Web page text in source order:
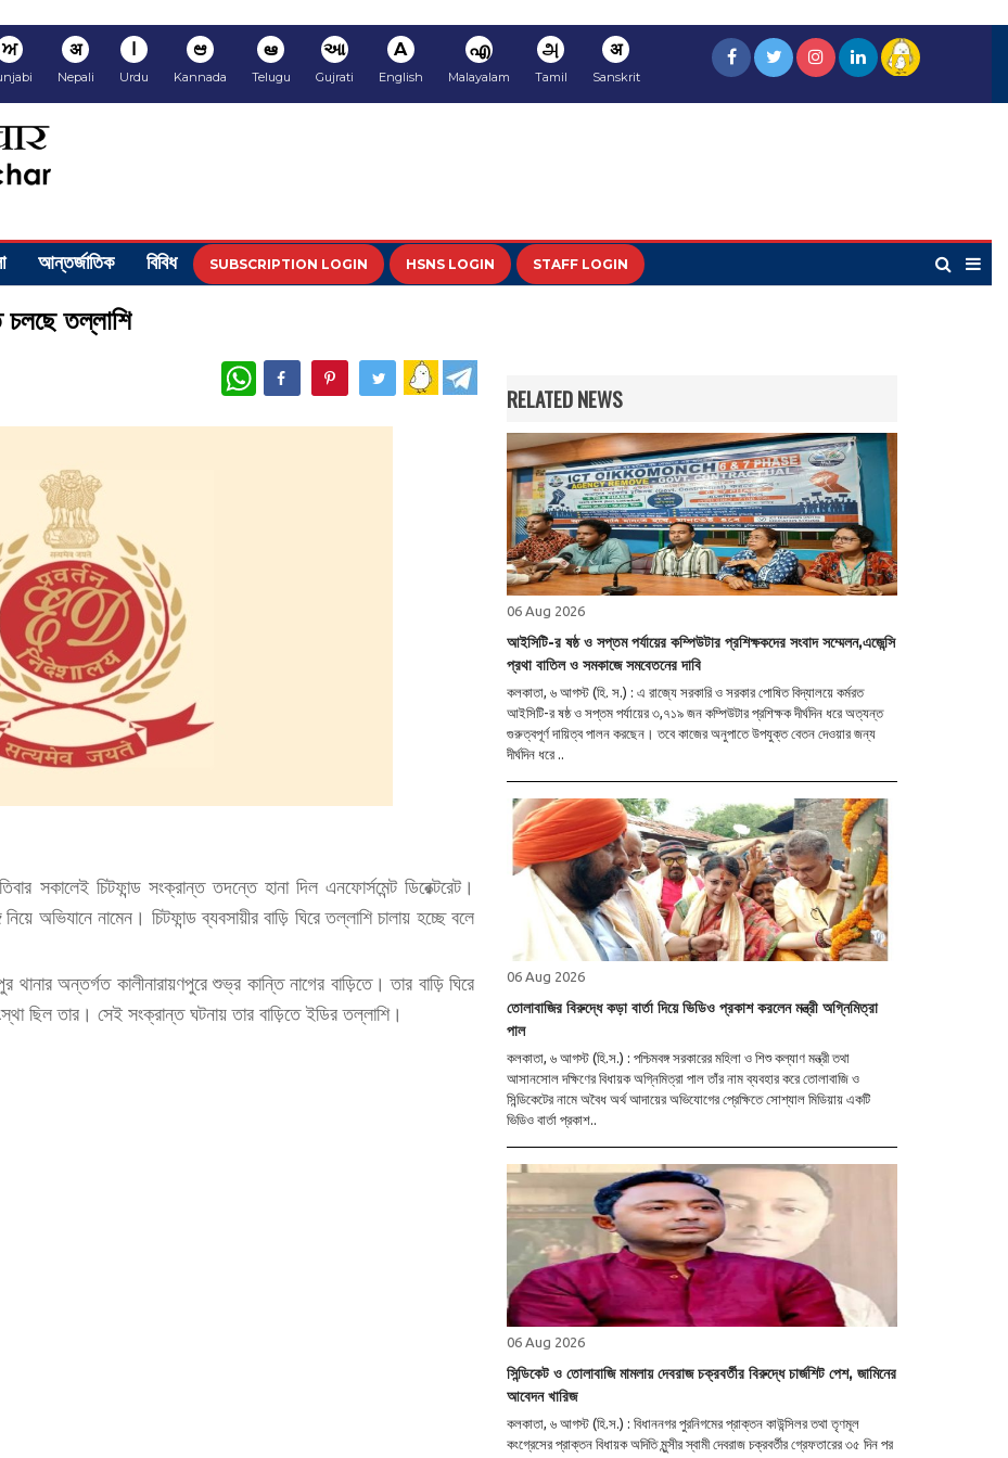
ਅ अ
Nepali
ا
Urdu
ಆ
Kannada
ఆ
Telugu
આ
Gujrati
A
English
എ
Malayalam
அ
Tamil
अ
Sanskrit
আন্তর্জাতিক বিবিধ SUBSCRIPTION LOGIN HSNS LOGIN STAFF LOGIN
চলছে তল্লাশি
WhatsApp
সকালেই চিটফান্ড সংক্রান্ত তদন্তে হানা দিল এনফোর্সমেন্ট ডিরেক্টরেট।
অভিযানে নামেন। চিটফান্ড ব্যবসায়ীর বাড়ি ঘিরে তল্লাশি চালায় হচ্ছে বলে
থানার অন্তর্গত কালীনারায়ণপুরে শুভ্র কান্তি নাগের বাড়িতে। তার বাড়ি ঘিরে
ছিল তার। সেই সংক্রান্ত ঘটনায় তার বাড়িতে ইডির তল্লাশি।
RELATED NEWS
06 Aug 2026
আইসিটি-র ষষ্ঠ ও সপ্তম পর্যায়ের কম্পিউটার প্রশিক্ষকদের সংবাদ সম্মেলন,এজেন্সি
প্রথা বাতিল ও সমকাজে সমবেতনের দাবি
কলকাতা, ৬ আগস্ট (হি. স.) : এ রাজ্যে সরকারি ও সরকার পোষিত বিদ্যালয়ে কর্মরত
আইসিটি-র ষষ্ঠ ও সপ্তম পর্যায়ের ৩,৭১৯ জন কম্পিউটার প্রশিক্ষক দীর্ঘদিন ধরে অত্যন্ত
গুরুত্বপূর্ণ দায়িত্ব পালন করছেন। তবে কাজের অনুপাতে উপযুক্ত বেতন দেওয়ার জন্য
দীর্ঘদিন ধরে ..
06 Aug 2026
তোলাবাজির বিরুদ্ধে কড়া বার্তা দিয়ে ভিডিও প্রকাশ করলেন মন্ত্রী অগ্নিমিত্রা
পাল
কলকাতা, ৬ আগস্ট (হি.স.) : পশ্চিমবঙ্গ সরকারের মহিলা ও শিশু কল্যাণ মন্ত্রী তথা
আসানসোল দক্ষিণের বিধায়ক অগ্নিমিত্রা পাল তাঁর নাম ব্যবহার করে তোলাবাজি ও
সিন্ডিকেটের নামে অবৈধ অর্থ আদায়ের অভিযোগের প্রেক্ষিতে সোশ্যাল মিডিয়ায় একটি
ভিডিও বার্তা প্রকাশ..
06 Aug 2026
সিন্ডিকেট ও তোলাবাজি মামলায় দেবরাজ চক্রবর্তীর বিরুদ্ধে চার্জশিট পেশ, জামিনের
আবেদন খারিজ
কলকাতা, ৬ আগস্ট (হি.স.) : বিধাননগর পুরনিগমের প্রাক্তন কাউন্সিলর তথা তৃণমূল
কংগ্রেসের প্রাক্তন বিধায়ক অদিতি মুন্সীর স্বামী দেবরাজ চক্রবর্তীর গ্রেফতারের ৩৫ দিন পর